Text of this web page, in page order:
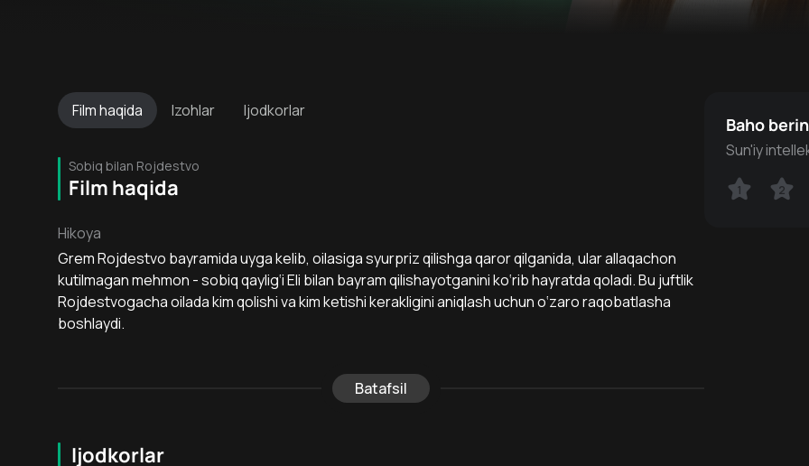
Filmhaqida Izohlar Ijodkorlar
Sobiq bilan Rojdestvo
Film haqida
Hikoya
Grem Rojdestvo bayramida uyga kelib, oilasiga syurpriz qilishga qaror qilganida, ular allaqachon
kutilmagan mehmon - sobiq qaylig‘i Eli bilan bayram qilishayotganini ko‘rib hayratda qoladi. Bu juftlik
Rojdestvogacha oilada kim qolishi va kim ketishi kerakligini aniqlash uchun o‘zaro raqobatlasha
boshlaydi.
Batafsil
Ijodkorlar
Baho
Sun'iy
1 2
1 2